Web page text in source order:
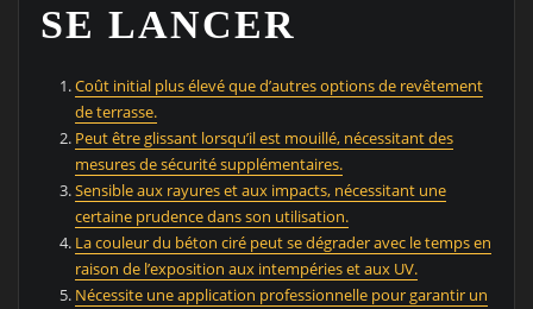
SE LANCER
Coût initial plus élevé que d’autres options de revêtement
de terrasse.
Peut être glissant lorsqu’il est mouillé, nécessitant des
mesures de sécurité supplémentaires.
Sensible aux rayures et aux impacts, nécessitant une
certaine prudence dans son utilisation.
La couleur du béton ciré peut se dégrader avec le temps en
raison de l’exposition aux intempéries et aux UV.
Nécessite une application professionnelle pour garantir un